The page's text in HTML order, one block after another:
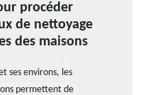
procéder
de nettoyage
des maisons
ses environs, les
permettent de